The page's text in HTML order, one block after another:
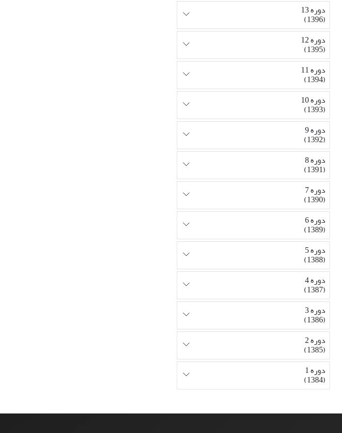
دوره 13
(1396)
دوره 12
(1395)
دوره 11
(1394)
دوره 10
(1393)
دوره 9
(1392)
دوره 8
(1391)
دوره 7
(1390)
دوره 6
(1389)
دوره 5
(1388)
دوره 4
(1387)
دوره 3
(1386)
دوره 2
(1385)
دوره 1
(1384)